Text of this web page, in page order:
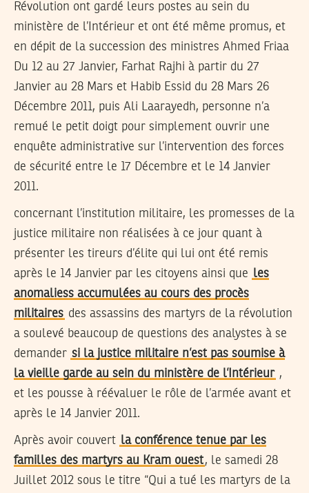
Révolution ont gardé leurs postes au sein du
ministère de l’Intérieur et ont été même promus, et
en dépit de la succession des ministres Ahmed Friaa
Du 12 au 27 Janvier, Farhat Rajhi à partir du 27
Janvier au 28 Mars et Habib Essid du 28 Mars 26
Décembre 2011, puis Ali Laarayedh, personne n’a
remué le petit doigt pour simplement ouvrir une
enquête administrative sur l’intervention des forces
de sécurité entre le 17 Décembre et le 14 Janvier
2011.
concernant l’institution militaire, les promesses de la
justice militaire non réalisées à ce jour quant à
présenter les tireurs d’élite qui lui ont été remis
après le 14 Janvier par les citoyens ainsi que les
anomaliess accumulées au cours des procès
militaires des assassins des martyrs de la révolution
a soulevé beaucoup de questions des analystes à se
demander si la justice militaire n’est pas soumise à
la vieille garde au sein du ministère de l’Intérieur ,
et les pousse à réévaluer le rôle de l’armée avant et
après le 14 Janvier 2011.
Après avoir couvert la conférence tenue par les
familles des martyrs au Kram ouest, le samedi 28
Juillet 2012 sous le titre “Qui a tué les martyrs de la